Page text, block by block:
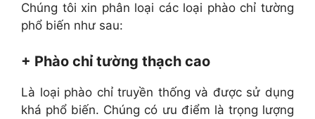
Chúng tôi xin phân loại các loại phào chỉ tường
phổ biến như sau:
+ Phào chỉ tường thạch cao
Là loại phào chỉ truyền thống và được sử dụng
khá phổ biến. Chúng có ưu điểm là trọng lượng